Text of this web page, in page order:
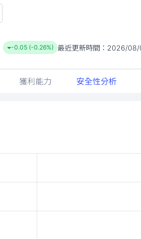
-0.05 (-0.26%) 最近更新時間： 2026/08/
獲利能力 安全性分析